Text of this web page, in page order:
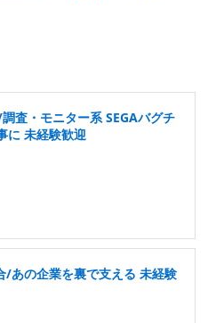
査・モニター系 SEGAバグチ
に 未経験歓迎
あの企業を裏で支える 未経験